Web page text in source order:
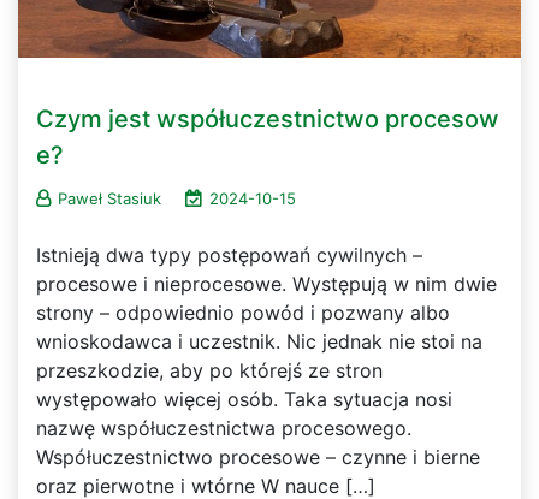
Czym jest współuczestnictwo procesow
e?
Paweł Stasiuk 2024-10-15
Istnieją dwa typy postępowań cywilnych –
procesowe i nieprocesowe. Występują w nim dwie
strony – odpowiednio powód i pozwany albo
wnioskodawca i uczestnik. Nic jednak nie stoi na
przeszkodzie, aby po którejś ze stron
występowało więcej osób. Taka sytuacja nosi
nazwę współuczestnictwa procesowego.
Współuczestnictwo procesowe – czynne i bierne
oraz pierwotne i wtórne W nauce […]